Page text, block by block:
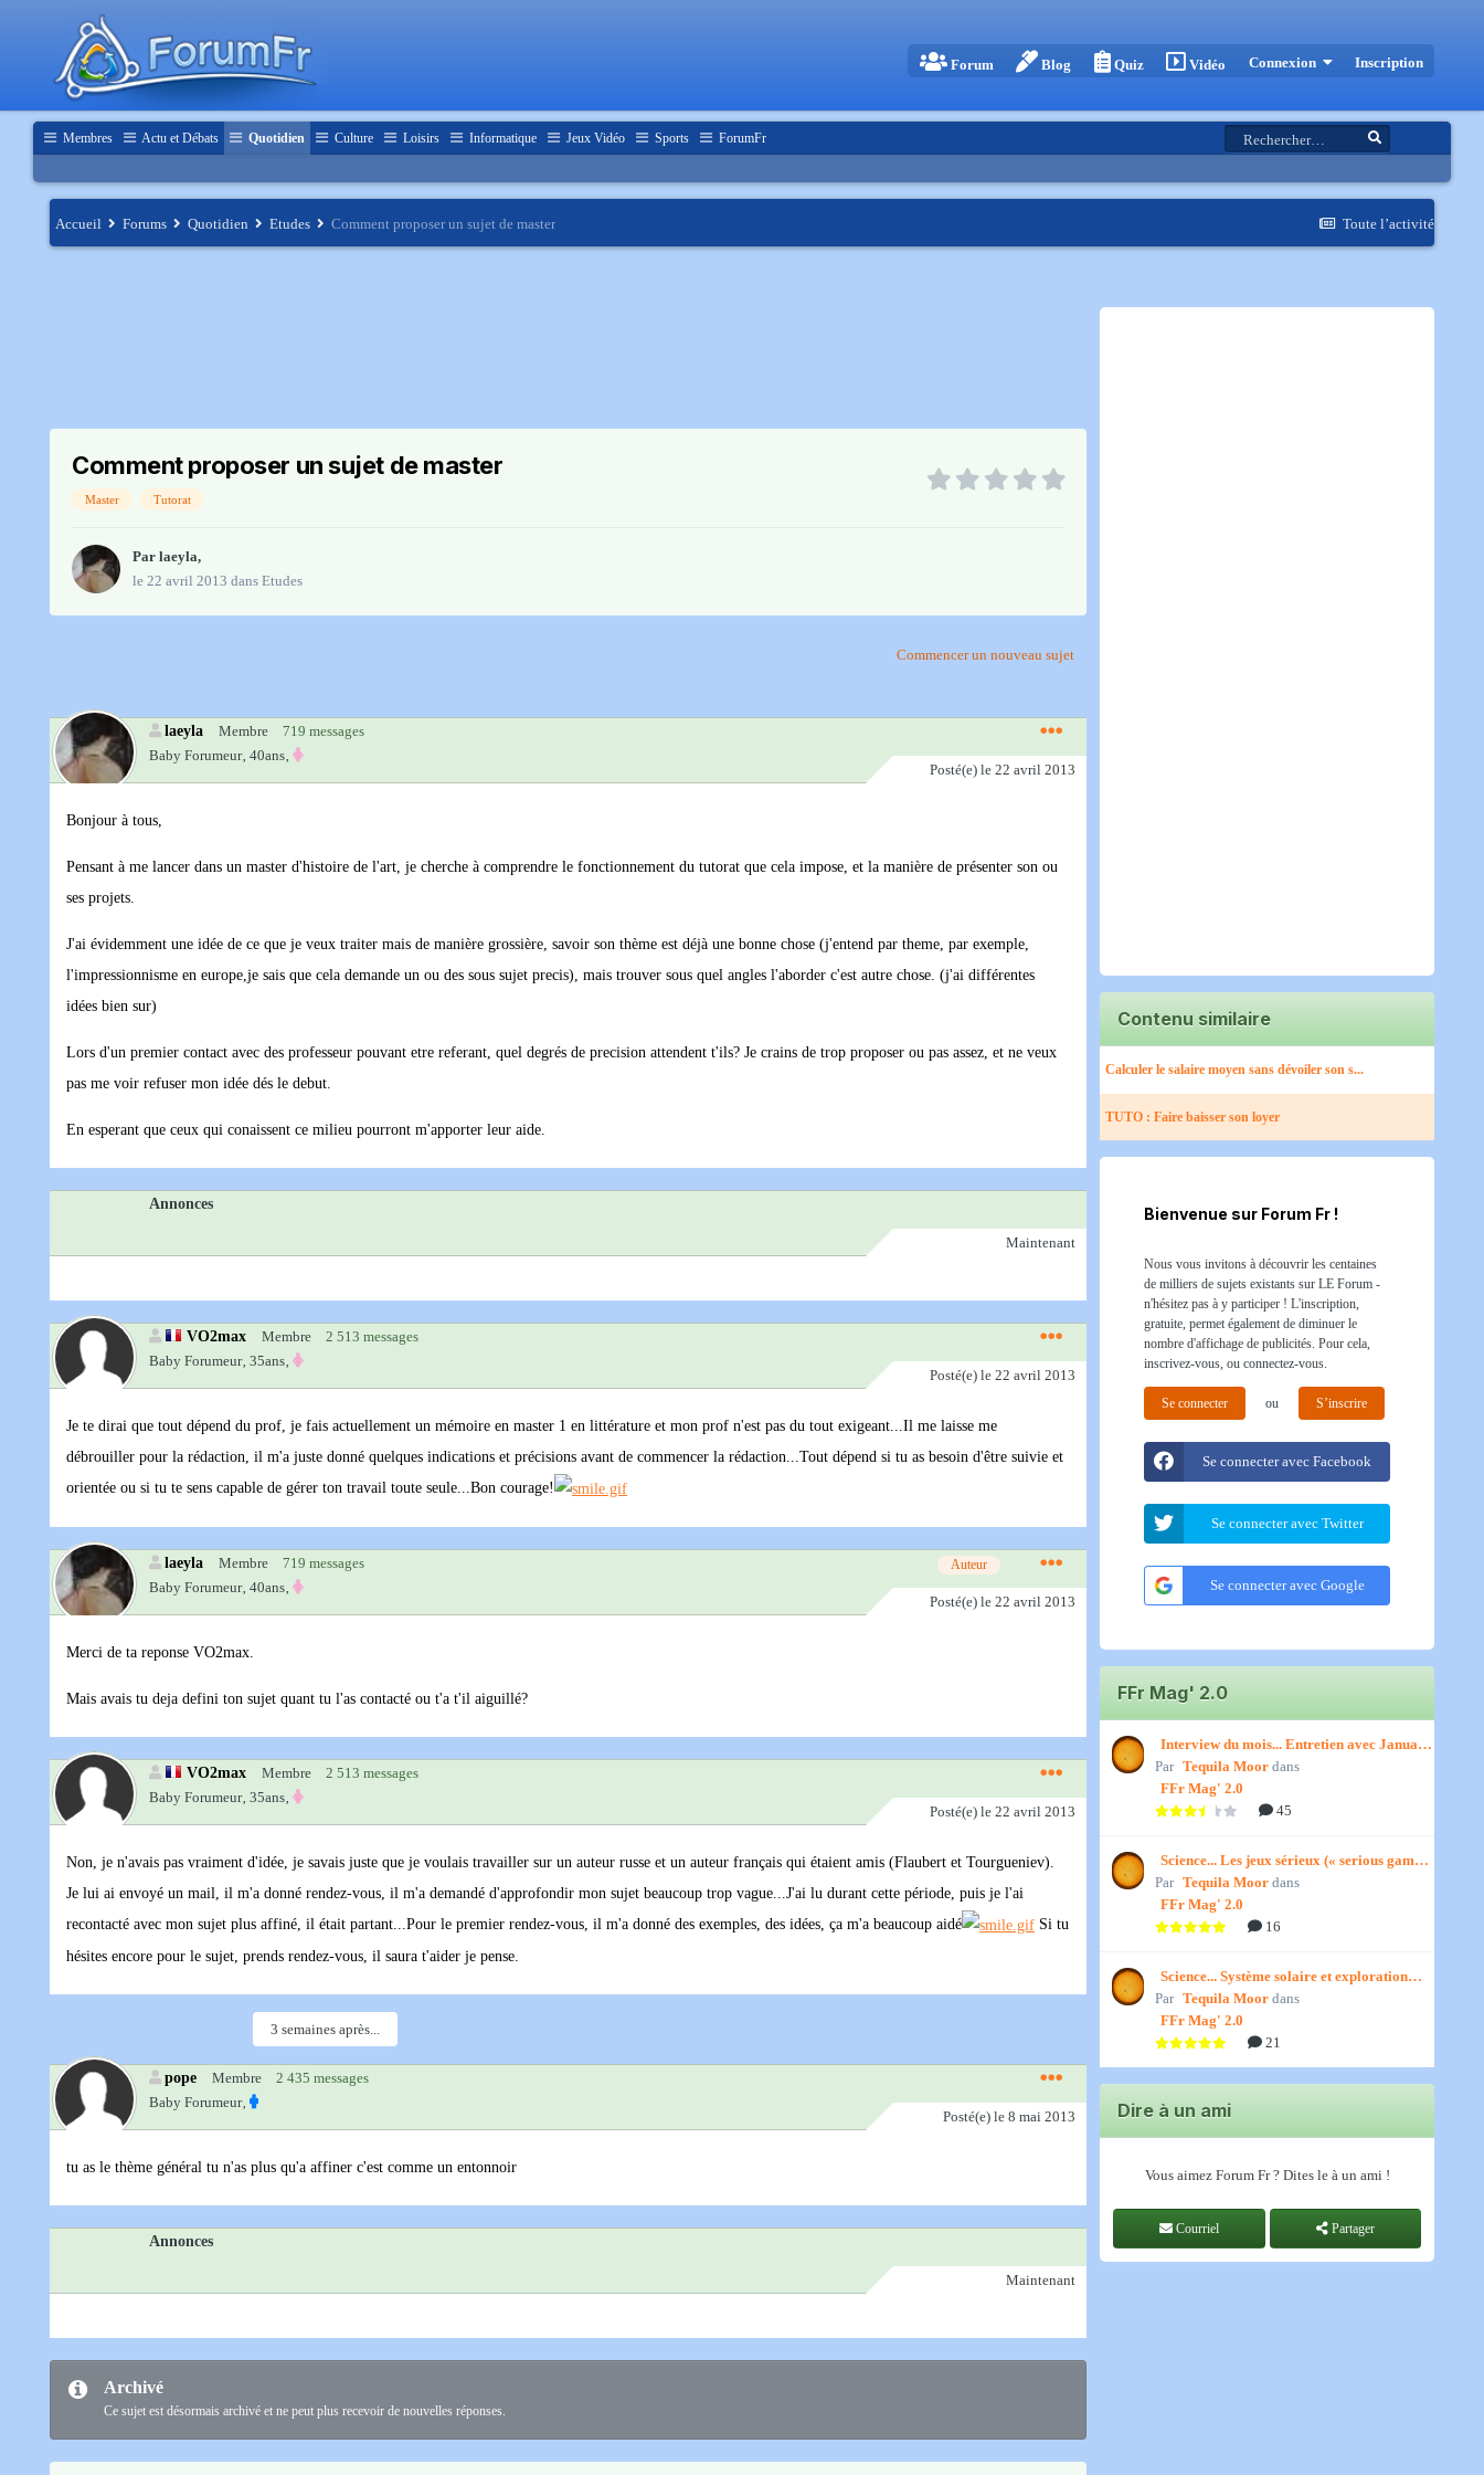
Forum Blog Quiz Vidéo Connexion Inscription
Membres Actu et Débats Quotidien Culture Loisirs Informatique Jeux Vidéo Sports ForumFr
Toute l’activité
Accueil Forums Quotidien Etudes Comment proposer un sujet de master
Comment proposer un sujet de master
Master Tutorat
Par laeyla,
le 22 avril 2013 dans Etudes
Commencer un nouveau sujet
laeyla Membre
719 messages
Baby Forumeur‚ 40ans‚
Posté(e) le 22 avril 2013
Bonjour à tous,
Pensant à me lancer dans un master d'histoire de l'art, je cherche à comprendre le fonctionnement du tutorat que cela impose, et la manière de présenter son ou
ses projets.
J'ai évidemment une idée de ce que je veux traiter mais de manière grossière, savoir son thème est déjà une bonne chose (j'entend par theme, par exemple,
l'impressionnisme en europe,je sais que cela demande un ou des sous sujet precis), mais trouver sous quel angles l'aborder c'est autre chose. (j'ai différentes
idées bien sur)
Lors d'un premier contact avec des professeur pouvant etre referant, quel degrés de precision attendent t'ils? Je crains de trop proposer ou pas assez, et ne veux
pas me voir refuser mon idée dés le debut.
En esperant que ceux qui conaissent ce milieu pourront m'apporter leur aide.
Annonces
Maintenant
VO2max Membre
2 513 messages
Baby Forumeur‚ 35ans‚
Posté(e) le 22 avril 2013
Je te dirai que tout dépend du prof, je fais actuellement un mémoire en master 1 en littérature et mon prof n'est pas du tout exigeant...Il me laisse me
débrouiller pour la rédaction, il m'a juste donné quelques indications et précisions avant de commencer la rédaction...Tout dépend si tu as besoin d'être suivie et
orientée ou si tu te sens capable de gérer ton travail toute seule...Bon courage!
laeyla Membre 719 messages Auteur
Baby Forumeur‚ 40ans‚
Posté(e) le 22 avril 2013
Merci de ta reponse VO2max.
Mais avais tu deja defini ton sujet quant tu l'as contacté ou t'a t'il aiguillé?
VO2max Membre
2 513 messages
Baby Forumeur‚ 35ans‚
Posté(e) le 22 avril 2013
Non, je n'avais pas vraiment d'idée, je savais juste que je voulais travailler sur un auteur russe et un auteur français qui étaient amis (Flaubert et Tourgueniev).
Je lui ai envoyé un mail, il m'a donné rendez-vous, il m'a demandé d'approfondir mon sujet beaucoup trop vague...J'ai lu durant cette période, puis je l'ai
recontacté avec mon sujet plus affiné, il était partant...Pour le premier rendez-vous, il m'a donné des exemples, des idées, ça m'a beaucoup aidé
Si tu
hésites encore pour le sujet, prends rendez-vous, il saura t'aider je pense.
3 semaines après...
pope Membre
2 435 messages
Baby Forumeur‚
Posté(e) le 8 mai 2013
tu as le thème général tu n'as plus qu'a affiner c'est comme un entonnoir
Annonces
Maintenant
Archivé
Ce sujet est désormais archivé et ne peut plus recevoir de nouvelles réponses.
Contenu similaire
Calculer le salaire moyen sans dévoiler son s...
TUTO : Faire baisser son loyer
Bienvenue sur Forum Fr !
Nous vous invitons à découvrir les centaines
de milliers de sujets existants sur LE Forum -
n'hésitez pas à y participer ! L'inscription,
gratuite, permet également de diminuer le
nombre d'affichage de publicités. Pour cela,
inscrivez-vous, ou connectez-vous.
Se connecter ou S’inscrire
Se connecter avec Facebook
Se connecter avec Twitter
Se connecter avec Google
FFr Mag' 2.0
Interview du mois... Entretien avec January,
par Titenath
Par Tequila Moor dans
FFr Mag' 2.0
45
Science... Les jeux sérieux (« serious games
») par Jedino
Par Tequila Moor dans
FFr Mag' 2.0
16
Science... Système solaire et exploration
spatiale, par Jedino
Par Tequila Moor dans
FFr Mag' 2.0
21
Dire à un ami
Vous aimez Forum Fr ? Dites le à un ami !
Courriel Partager